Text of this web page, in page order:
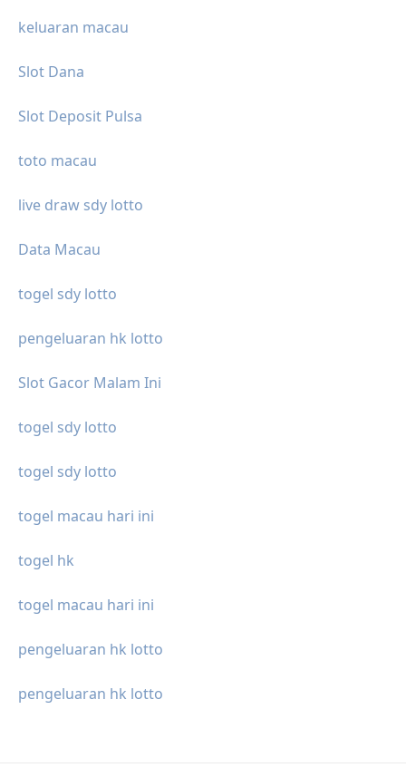
keluaran macau
Slot Dana
Slot Deposit Pulsa
toto macau
live draw sdy lotto
Data Macau
togel sdy lotto
pengeluaran hk lotto
Slot Gacor Malam Ini
togel sdy lotto
togel sdy lotto
togel macau hari ini
togel hk
togel macau hari ini
pengeluaran hk lotto
pengeluaran hk lotto